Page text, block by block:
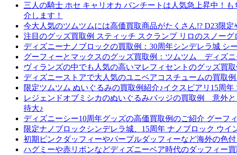
三人の騎士 ホセ キャリオカ パンチートは人気急上昇中！
介します！
今大人気のツムツムには高価買取商品がたくさん!? D23限
注目のグッズ買取例 スティッチ スクランプ リロのスノー
ディズニーナノブロックの買取例：30周年シンデレラ城 シ
グーフィーとマックスのグッズ買取例：ツムツム ディズ
ヴィランズの中でも人気の高いマレフィセントのグッズ
ディズニーストアで大人気のユニベアコスチュームの買取
限定ツムツム ぬいぐるみの買取例紹介♪イクスピアリ15周
レジェンドオブミシカのぬいぐるみバッジの買取例 意外
待大♪
ディズニーシー10周年グッズの高価買取例のご紹介 グーフ
限定ナノブロックシンデレラ城、15周年 ナノブロック ウ
初期ピンクダッフィーやパープルダッフィーなど海外の色
ハグミーや赤リボンなどディズニーベア時代のダッフィー